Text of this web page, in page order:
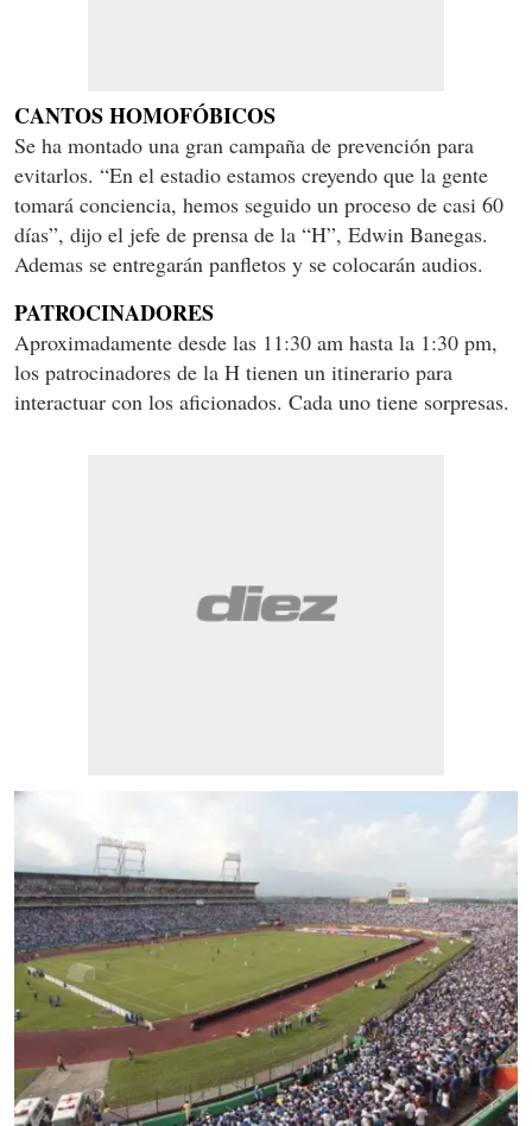
CANTOS HOMOFÓBICOS
Se ha montado una gran campaña de prevención para
evitarlos. “En el estadio estamos creyendo que la gente
tomará conciencia, hemos seguido un proceso de casi 60
días”, dijo el jefe de prensa de la “H”, Edwin Banegas.
Ademas se entregarán panfletos y se colocarán audios.
PATROCINADORES
Aproximadamente desde las 11:30 am hasta la 1:30 pm,
los patrocinadores de la H tienen un itinerario para
interactuar con los aficionados. Cada uno tiene sorpresas.